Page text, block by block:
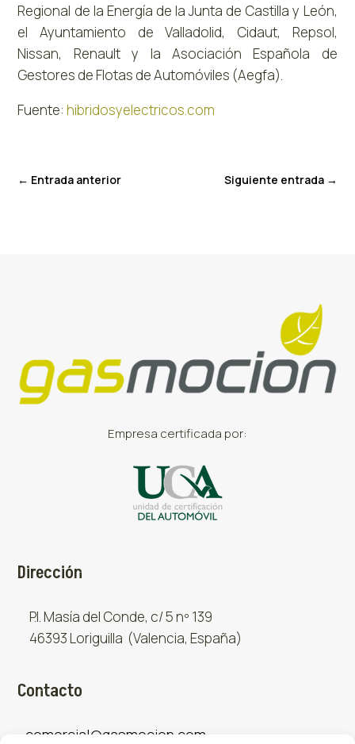
Regional de la Energía de la Junta de Castilla y León,
el Ayuntamiento de Valladolid, Cidaut, Repsol,
Nissan, Renault y la Asociación Española de
Gestores de Flotas de Automóviles (Aegfa).
Fuente:hibridosyelectricos.com
← Entrada anterior Siguiente entrada→
Empresa certificada por:
Dirección
P.I. Masía del Conde, c/ 5 nº 139
46393 Loriguilla (Valencia, España)
Contacto
comercial@gasmocion.com